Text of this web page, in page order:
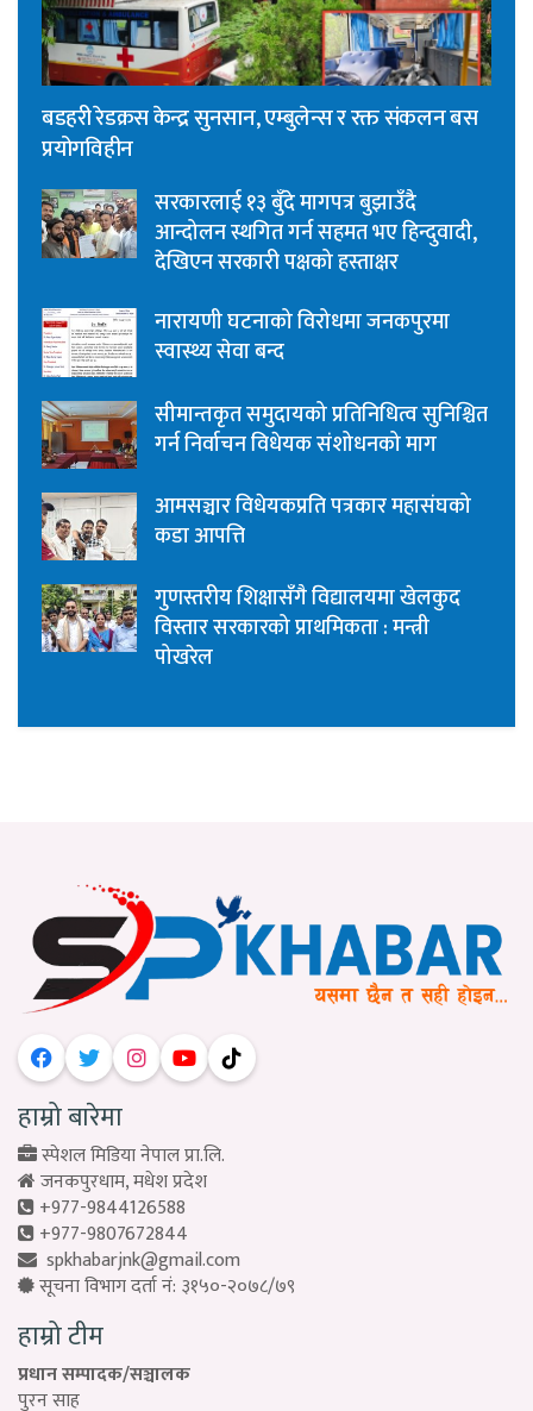
बडहरी रेडक्रस केन्द्र सुनसान, एम्बुलेन्स र रक्त संकलन बस
प्रयोगविहीन
सरकारलाई १३ बुँदे मागपत्र बुझाउँदै
आन्दोलन स्थगित गर्न सहमत भए हिन्दुवादी,
देखिएन सरकारी पक्षको हस्ताक्षर
नारायणी घटनाको विरोधमा जनकपुरमा
स्वास्थ्य सेवा बन्द
सीमान्तकृत समुदायको प्रतिनिधित्व सुनिश्चित
गर्न निर्वाचन विधेयक संशोधनको माग
आमसञ्चार विधेयकप्रति पत्रकार महासंघको
कडा आपत्ति
गुणस्तरीय शिक्षासँगै विद्यालयमा खेलकुद
विस्तार सरकारको प्राथमिकता : मन्त्री
पोखरेल
हाम्रो बारेमा
स्पेशल मिडिया नेपाल प्रा.लि.
जनकपुरधाम, मधेश प्रदेश
+977-9844126588
+977-9807672844
spkhabarjnk@gmail.com
सूचना विभाग दर्ता नं: ३१५०-२०७८/७९
हाम्रो टीम
प्रधान सम्पादक/सञ्चालक
पुरन साह